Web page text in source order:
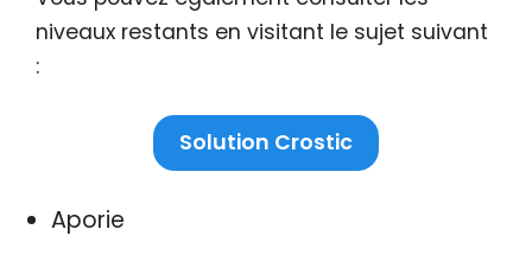
niveaux restants en visitant le sujet suivant
:
Solution Crostic
Aporie